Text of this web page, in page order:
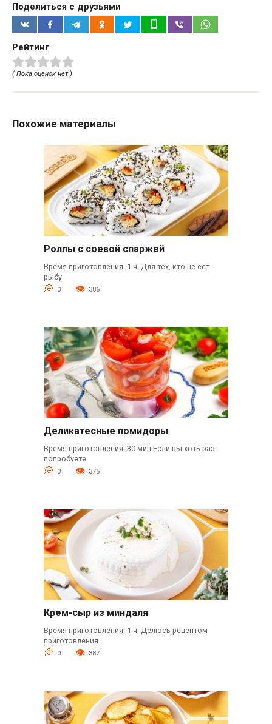
Поделиться с друзьями
Рейтинг
( Пока оценок нет )
Похожие материалы
Роллы с соевой спаржей
Время приготовления: 1 ч. Для тех, кто не ест
рыбу
0 386
Деликатесные помидоры
Время приготовления: 30 мин Если вы хоть раз
попробуете
0 375
Крем-сыр из миндаля
Время приготовления: 1 ч. Делюсь рецептом
приготовления
0 387